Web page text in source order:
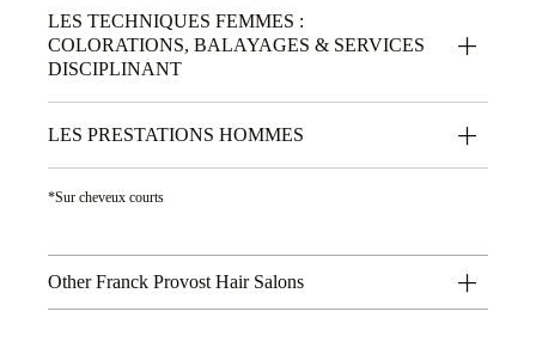
LES TECHNIQUES FEMMES :
COLORATIONS, BALAYAGES & SERVICES
DISCIPLINANT
LES PRESTATIONS HOMMES
*Sur cheveux courts
Other Franck Provost Hair Salons